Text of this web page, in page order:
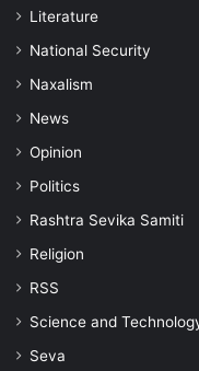
Literature
National Security
Naxalism
News
Opinion
Politics
Rashtra Sevika Samiti
Religion
RSS
Science and
Seva